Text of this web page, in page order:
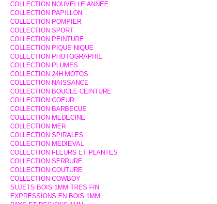
COLLECTION NOUVELLE ANNEE
COLLECTION PAPILLON
COLLECTION POMPIER
COLLECTION SPORT
COLLECTION PEINTURE
COLLECTION PIQUE NIQUE
COLLECTION PHOTOGRAPHIE
COLLECTION PLUMES
COLLECTION 24H MOTOS
COLLECTION NAISSANCE
COLLECTION BOUCLE CEINTURE
COLLECTION COEUR
COLLECTION BARBECUE
COLLECTION MEDECINE
COLLECTION MER
COLLECTION SPIRALES
COLLECTION MEDIEVAL
COLLECTION FLEURS ET PLANTES
COLLECTION SERRURE
COLLECTION COUTURE
COLLECTION COWBOY
SUJETS BOIS 1MM TRES FIN
EXPRESSIONS EN BOIS 1MM